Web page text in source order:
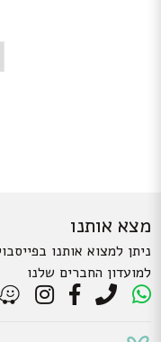
מצא אותנו
ניתן למצוא אותנו
למועדון החברים שלנו